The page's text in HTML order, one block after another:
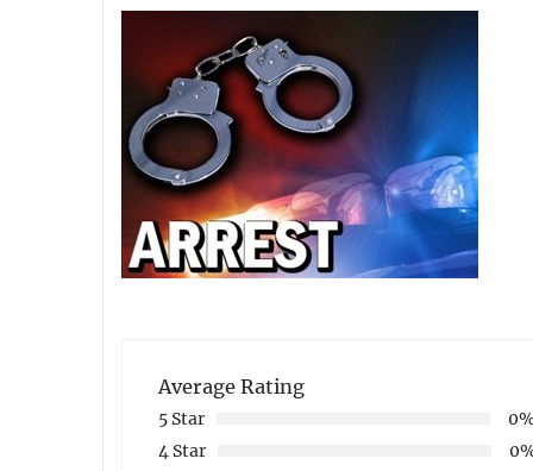
Average Rating
5 Star
4 Star